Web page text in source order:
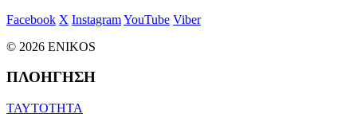
Facebook X InstagramYouTube Viber
© 2026 ENIKOS
ΠΛΟΗΓΗΣΗ
ΤΑΥΤΟΤΗΤΑ